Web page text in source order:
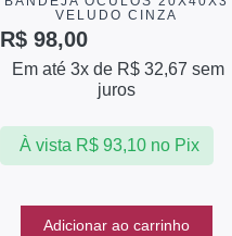
VELUDO CINZA
R$ 98,00
Em até 3x de R$ 32,67 sem
juros
À vista R$93,10 no Pix
Adicionar ao carrinho